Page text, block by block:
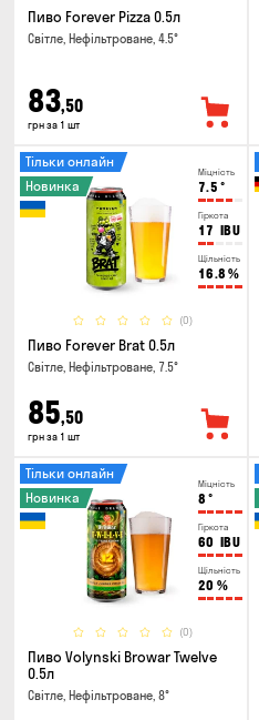
Пиво Forever Pizza 0.5л
Світле, Нефільтроване, 4.5°
83,50
грн за 1 шт
Міцність
7.5 °
Гіркота
17 IBU
Щільність
16.8 %
(0)
Тільки онлайн
Новинка
Пиво Forever Brat 0.5л
Світле, Нефільтроване, 7.5°
85,50
грн за 1 шт
Міцність
8 °
Гіркота
60 IBU
Щільність
20 %
(0)
Тільки онлайн
Новинка
Пиво Volynski Browar Twelve
0.5л
Світле, Нефільтроване, 8°